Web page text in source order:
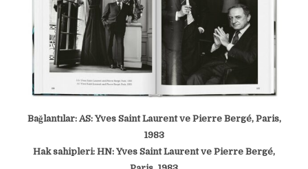
Bağlantılar: AS: Yves Saint Laurent ve Pierre Bergé, Paris,
1983
Hak sahipleri: HN: Yves Saint Laurent ve Pierre Bergé,